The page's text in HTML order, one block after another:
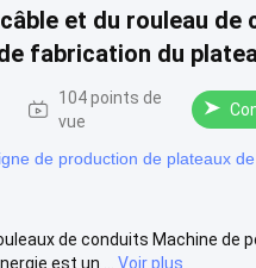
et du rouleau
fabrication du
104 points de
vue
de production de plateaux
de conduits Machine de
est un ...
Voir plus